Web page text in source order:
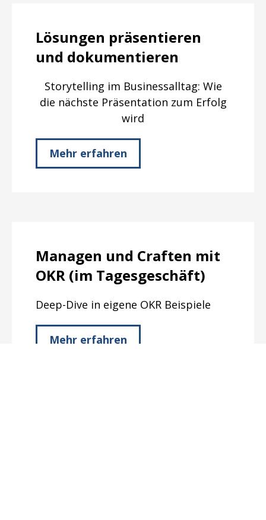
Lösungen präsentieren
und dokumentieren
Storytelling im Businessalltag: Wie
die nächste Präsentation zum Erfolg
wird
Mehr erfahren
Managen und Craften mit
OKR (im Tagesgeschäft)
Deep-Dive in eigene OKR Beispiele
Mehr erfahren